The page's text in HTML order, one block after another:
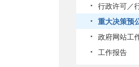
行政许可／
重大决策预
政府网站工
工作报告